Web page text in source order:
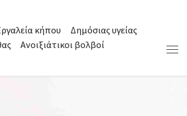
κήπου
Δημόσιας υγείας
Ανοιξιάτικοι βολβοί